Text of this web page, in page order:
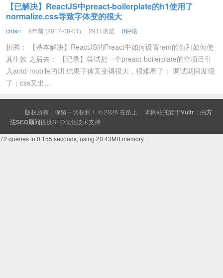
【已解决】ReactJS中preact-boilerplate的h1使用了
normalize.css导致字体变的很大
crifan 9年前 (2017-08-01) 2911浏览 0评论
折腾： 【基本解决】ReactJS的Preact中如何设置rem的值和如何使
其生效 之后去： 【记录】尝试把一个preact-boilerplate的空项目引
入antd-mobile的UI 结果字体又变得很大，很难看了： 调试期间发现
了：css又出...
版权所有，保留一切权利！ © 2026 在路上 本网站托管于Vultr ，由方
法SEO顾问提供SEO优化技术支持
72 queries in 0.155 seconds, using 20.43MB memory